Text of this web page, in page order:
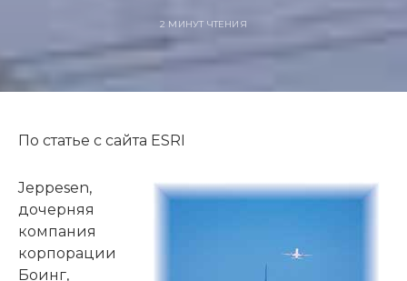
2 МИНУТ ЧТЕНИЯ
По статье c сайта ESRI
Jeppesen,
дочерняя
компания
корпорации
Боинг,